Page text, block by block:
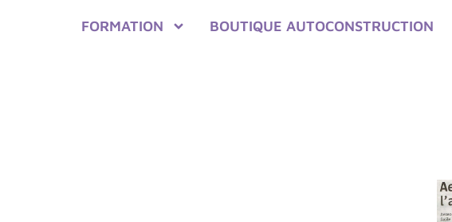
FORMATION BOUTIQUE AUTOCONSTRUCTION